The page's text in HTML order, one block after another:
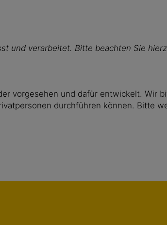
und verarbeitet. Bitte beachten Sie
vorgesehen und dafür entwickelt. Wir
durchführen können. Bitte